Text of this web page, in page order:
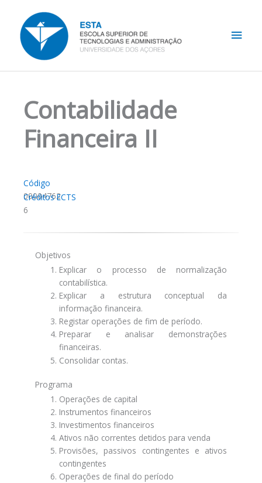
content
Contabilidade
Financeira II
Código
00004762
Créditos ECTS
6
Objetivos
Explicar o processo de normalização
contabilística.
Explicar a estrutura conceptual da
informação financeira.
Registar operações de fim de período.
Preparar e analisar demonstrações
financeiras.
Consolidar contas.
Programa
Operações de capital
Instrumentos financeiros
Investimentos financeiros
Ativos não correntes detidos para venda
Provisões, passivos contingentes e ativos
contingentes
Operações de final do período